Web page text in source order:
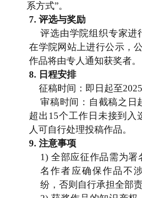
系方式”。
7.评选与奖励
评选由学院组织专家进
在学院网站上进行公示，
作品将由专人通知获奖者。
8. 日程安排
征稿时间：即日起至
审稿时间：自截稿之日
超出 15个工作日未接到入
人可自行处理投稿作品。
9.注意事项
1) 全部应征作品需为署
名作者应确保作品不
纷，否则自行承担全部责